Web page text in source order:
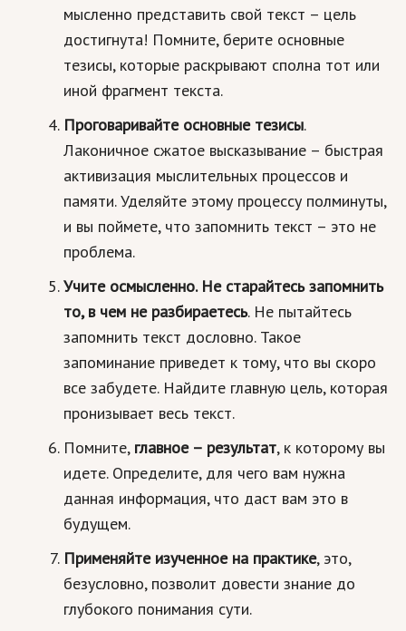
Домашние животные
Семья и дети
Путешествия
Строительство
Культура и общество
Мода и стиль
Бизнес
Хобби и развлечения
Финансы
Юриспруденция
Природа
Образование
Наука и технологии
мысленно представить свой текст – цель
достигнута! Помните, берите основные
тезисы, которые раскрывают сполна тот или
иной фрагмент текста.
Проговаривайте основные тезисы.
Лаконичное сжатое высказывание – быстрая
активизация мыслительных процессов и
памяти. Уделяйте этому процессу полминуты,
и вы поймете, что запомнить текст – это не
проблема.
Учите осмысленно. Не старайтесь запомнить
то, в чем не разбираетесь. Не пытайтесь
запомнить текст дословно. Такое
запоминание приведет к тому, что вы скоро
все забудете. Найдите главную цель, которая
пронизывает весь текст.
Помните, главное – результат, к которому вы
идете. Определите, для чего вам нужна
данная информация, что даст вам это в
будущем.
Применяйте изученное на практике, это,
безусловно, позволит довести знание до
глубокого понимания сути.